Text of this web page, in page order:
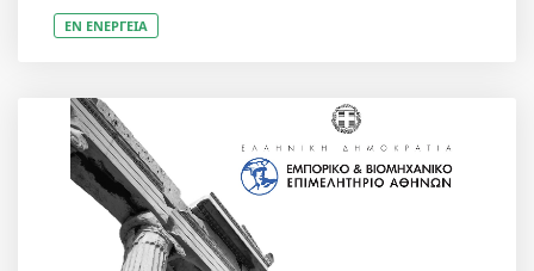
ΕΝ ΕΝΕΡΓΕΙΑ